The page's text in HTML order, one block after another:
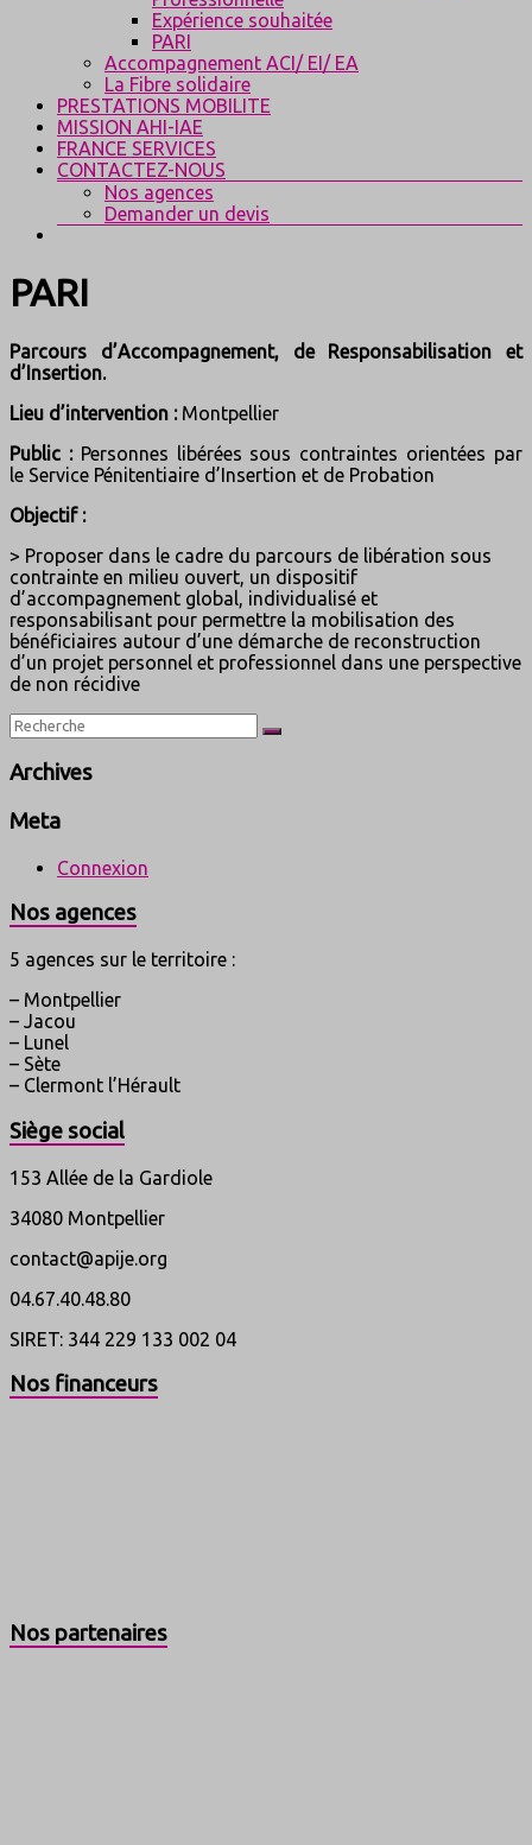
Expérience souhaitée
PARI
Accompagnement ACI/ EI/ EA
La Fibre solidaire
PRESTATIONS MOBILITE
MISSION AHI-IAE
FRANCE SERVICES
CONTACTEZ-NOUS
Nos agences
Demander un devis
PARI
Parcours d’Accompagnement, de Responsabilisation et
d’Insertion.
Lieu d’intervention :Montpellier
Public :Personnes libérées sous contraintes orientées par
le Service Pénitentiaire d’Insertion et de Probation
Objectif :
> Proposer dans le cadre du parcours de libération sous
contrainte en milieu ouvert, un dispositif
d’accompagnement global, individualisé et
responsabilisant pour permettre la mobilisation des
bénéficiaires autour d’une démarche de reconstruction
d’un projet personnel et professionnel dans une perspective
de non récidive
Archives
Meta
Connexion
Nos agences
5 agences sur le territoire :
– Montpellier
– Jacou
– Lunel
– Sète
– Clermont l’Hérault
Siège social
153 Allée de la Gardiole
34080 Montpellier
contact@apije.org
04.67.40.48.80
SIRET: 344 229 133 002 04
Nos financeurs
Nos partenaires